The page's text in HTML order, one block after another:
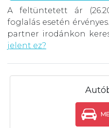
A feltüntetett ár
foglalás esetén
partner irodánkon
jelent ez?